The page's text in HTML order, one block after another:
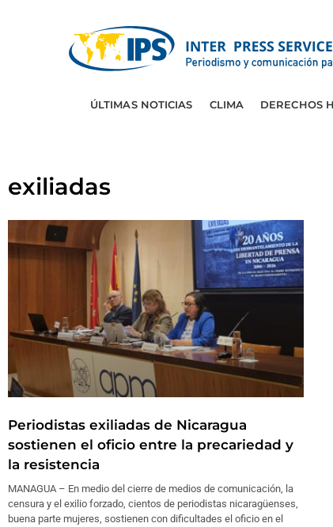
ÚLTIMAS NOTICIAS CLIMA DERECHOS
exiliadas
Periodistas exiliadas de Nicaragua
sostienen el oficio entre la precariedad y
la resistencia
MANAGUA – En medio del cierre de medios de comunicación, la
censura y el exilio forzado, cientos de periodistas nicaragüenses,
buena parte mujeres, sostienen con dificultades el oficio en el